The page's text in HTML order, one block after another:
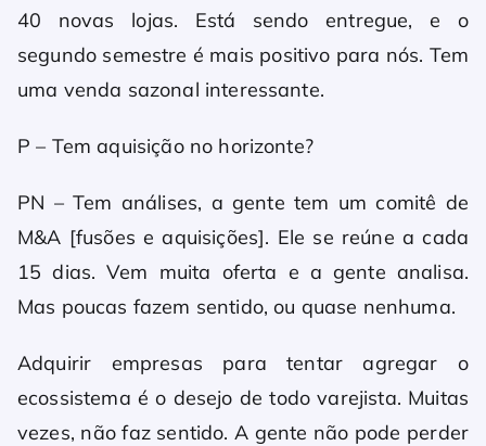
40 novas lojas. Está sendo entregue, e o
segundo semestre é mais positivo para nós. Tem
uma venda sazonal interessante.
P – Tem aquisição no horizonte?
PN – Tem análises, a gente tem um comitê de
M&A [fusões e aquisições]. Ele se reúne a cada
15 dias. Vem muita oferta e a gente analisa.
Mas poucas fazem sentido, ou quase nenhuma.
Adquirir empresas para tentar agregar o
ecossistema é o desejo de todo varejista. Muitas
vezes, não faz sentido. A gente não pode perder